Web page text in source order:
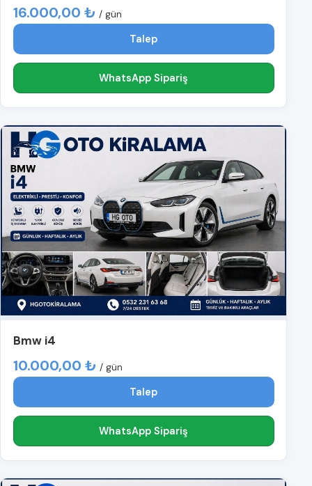
16.000,00 ₺ / gün
Talep
WhatsApp Sipariş
Bmw i4
10.000,00 ₺ / gün
Talep
WhatsApp Sipariş